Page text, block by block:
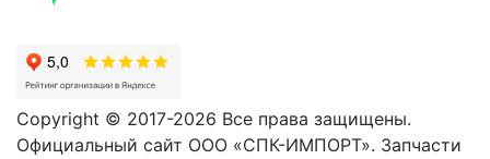
Copyright © 2017-2026 Все права защищены.
Официальный сайт ООО «СПК-ИМПОРТ». Запчасти